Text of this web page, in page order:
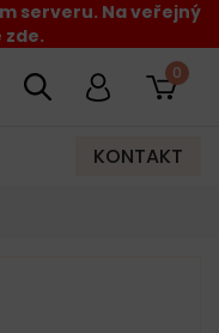
serveru. Na veřejný
0
KONTAKT